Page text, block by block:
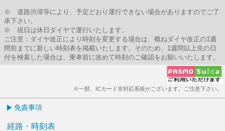
※ 道路渋滞等により、予定どおり運行できない場合がありますのでご了
承下さい。
※ 祝日は休日ダイヤで運行いたします。
ご注意：ダイヤ改正により時刻を変更する場合は、概ねダイヤ改正の1週
間前までに新しい時刻表を掲載いたします。そのため、1週間以上先の日
付を検索した場合は、乗車前に改めて時刻のご確認をお願いいたします。
※一部、ICカード非対応系統がございます。ご注意下さい。
免責事項
経路・時刻表